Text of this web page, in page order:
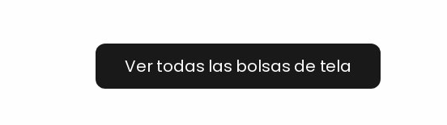
Ver todas las bolsas de tela